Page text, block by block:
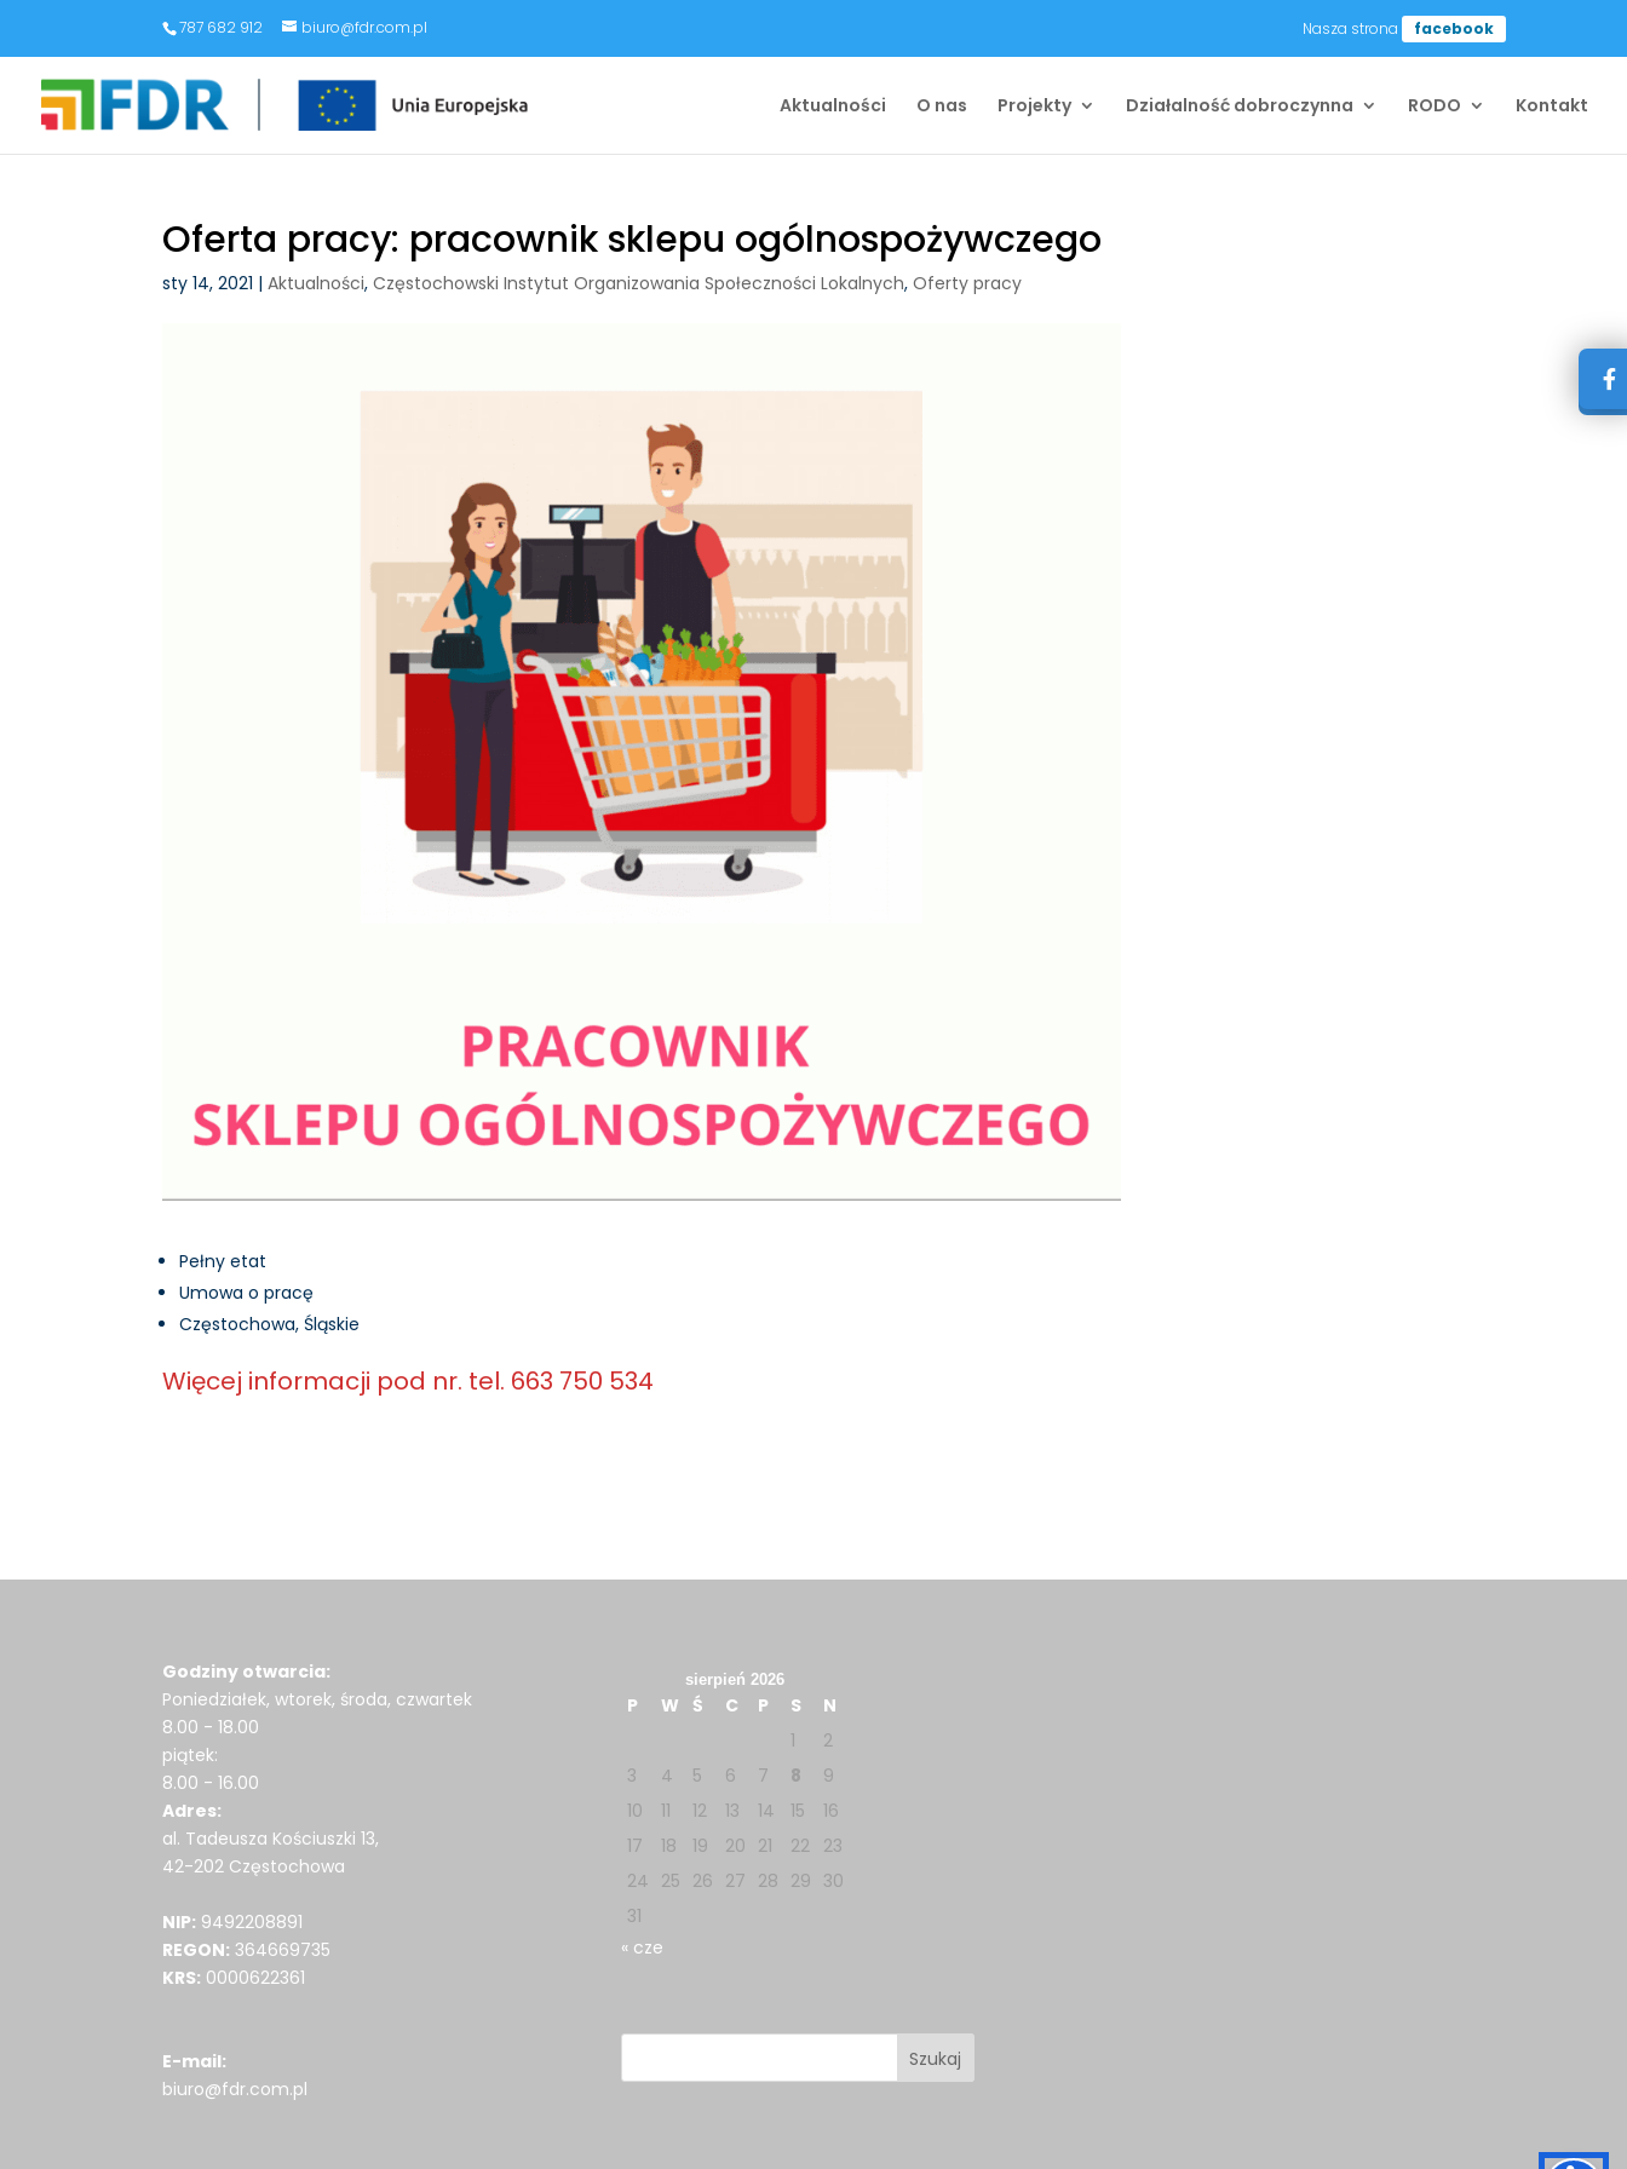
787 682 912 biuro@fdr.com.pl Nasza strona facebook
Aktualności O nas Projekty Działalność dobroczynna RODO Kontakt
Oferta pracy: pracownik sklepu ogólnospożywczego
sty 14, 2021 |Aktualności,Częstochowski Instytut Organizowania Społeczności Lokalnych,Oferty pracy
Pełny etat
Umowa o pracę
Częstochowa, Śląskie
Więcej informacji pod nr. tel. 663 750 534
Godziny otwarcia:
Poniedziałek, wtorek, środa, czwartek
8.00 - 18.00
piątek:
8.00 - 16.00
Adres:
al. Tadeusza Kościuszki 13,
42-202 Częstochowa
NIP: 9492208891
REGON: 364669735
KRS: 0000622361
E-mail:
biuro@fdr.com.pl
sierpień 2026
P W Ś C P S
N
1
2
3
4 5 6 7 8
9
10
11 12 13 14 15
16
17
18 19 20 21 22
23
24 25 26 27 28 29 30
31
« cze